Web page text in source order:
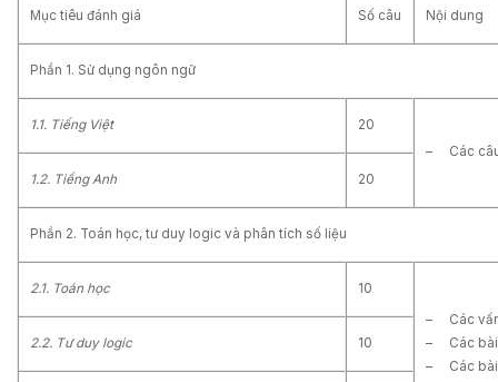
Mục tiêu đánh giá Số câu Nội dung
Phần 1. Sử dụng ngôn ngữ
1.1. Tiếng Việt
20
– Các câu
1.2. Tiếng Anh
20
Phần 2. Toán học, tư duy logic và phân tích số liệu
2.1. Toán học
10
– Các vấn
– Các bài
– Các bài
2.2. Tư duy logic 10